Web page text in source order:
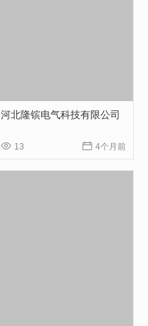
河北隆镔电气科技有限公司
 13  4个月前